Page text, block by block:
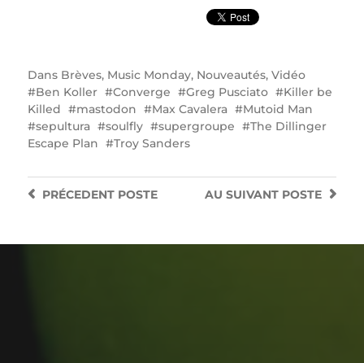
Dans Brèves, Music Monday, Nouveautés, Vidéo
Ben Koller
Converge Greg Pusciato
Killer be
Killed
mastodon Max Cavalera
Mutoid Man
sepultura
soulfly supergroupe
The Dillinger
Escape Plan
Troy Sanders
AU SUIVANT POSTE
PRÉCEDENTPOSTE